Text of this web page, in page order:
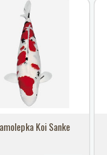
Koi Sanke